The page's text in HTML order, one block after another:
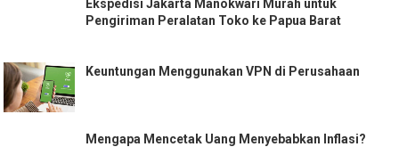
Ekspedisi Jakarta Manokwari Murah untuk
Pengiriman Peralatan Toko ke Papua Barat
Keuntungan Menggunakan VPN di Perusahaan
Mengapa Mencetak Uang Menyebabkan Inflasi?